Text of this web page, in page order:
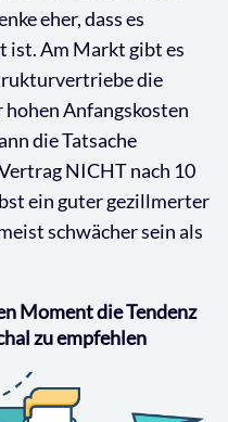
eher, dass es
ist. Am Markt gibt es
die
Anfangskosten
die Tatsache
NICHT nach 10
ein guter gezillmerter
schwächer sein als
Moment die Tendenz
zu empfehlen